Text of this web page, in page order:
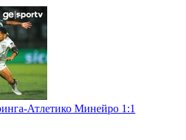
Атлетико Минейро 1:1